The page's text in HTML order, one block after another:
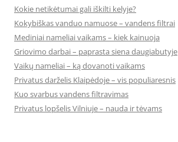
Kokie netikėtumai gali iškilti kelyje?
Kokybiškas vanduo namuose – vandens filtrai
Mediniai nameliai vaikams – kiek kainuoja
Griovimo darbai – paprasta siena daugiabutyje
Vaikų nameliai – ką dovanoti vaikams
Privatus darželis Klaipėdoje – vis populiaresnis
Kuo svarbus vandens filtravimas
Privatus lopšelis Vilniuje – nauda ir tėvams